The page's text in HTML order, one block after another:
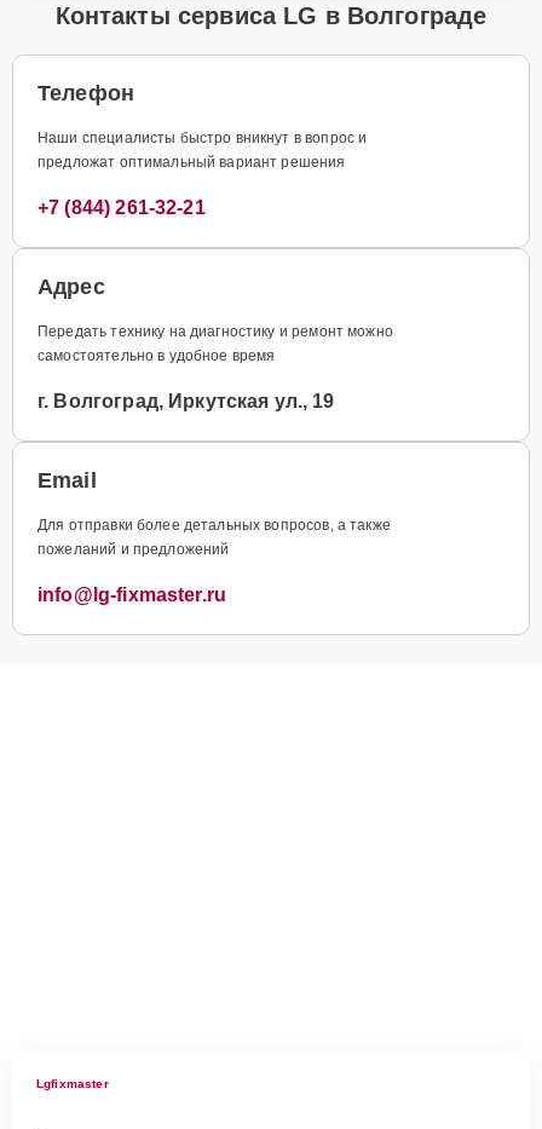
Контакты сервиса LG в Волгограде
Телефон
Наши специалисты быстро вникнут в вопрос и
предложат оптимальный вариант решения
+7 (844) 261-32-21
Адрес
Передать технику на диагностику и ремонт можно
самостоятельно в удобное время
г. Волгоград, Иркутская ул., 19
Email
Для отправки более детальных вопросов, а также
пожеланий и предложений
info@lg-fixmaster.ru
Lgfixmaster